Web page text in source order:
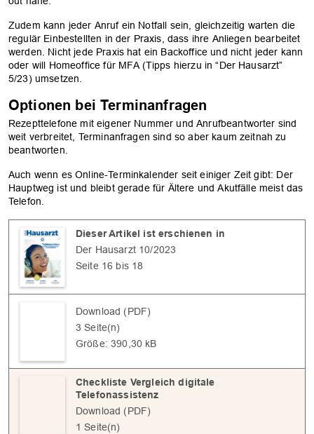
Zudem kann jeder Anruf ein Notfall sein, gleichzeitig warten die
regulär Einbestellten in der Praxis, dass ihre Anliegen bearbeitet
werden. Nicht jede Praxis hat ein Backoffice und nicht jeder kann
oder will Homeoffice für MFA (Tipps hierzu in “Der Hausarzt”
5/23) umsetzen.
Optionen bei Terminanfragen
Rezepttelefone mit eigener Nummer und Anrufbeantworter sind
weit verbreitet, Terminanfragen sind so aber kaum zeitnah zu
beantworten.
Auch wenn es Online-Terminkalender seit einiger Zeit gibt: Der
Hauptweg ist und bleibt gerade für Ältere und Akutfälle meist das
Telefon.
Dieser Artikel ist erschienen in
Der Hausarzt 10/2023
Seite 16 bis 18
Download (PDF)
3 Seite(n)
Größe: 390,30 kB
Checkliste Vergleich digitale
Telefonassistenz
Download (PDF)
1 Seite(n)